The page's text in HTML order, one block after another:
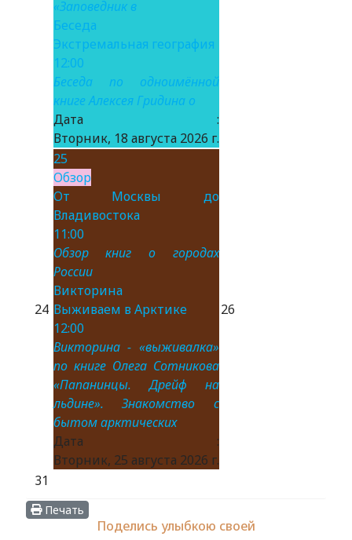
«Заповедник в
Беседа
Экстремальная география
12:00
Беседа по одноимённой
книге Алексея Гридина о
Дата :
Вторник, 18 августа 2026 г.
24
25
Обзор
От Москвы до
Владивостока
11:00
Обзор книг о городах
России
Викторина
Выживаем в Арктике
12:00
Викторина - «выживалка»
по книге Олега Сотникова
«Папанинцы. Дрейф на
льдине». Знакомство с
бытом арктических
Дата :
Вторник, 25 августа 2026 г.
26
31
Печать
Поделись улыбкою своей